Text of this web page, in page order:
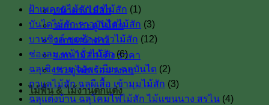
หน้าต่างไม้สัก
วงกบประตู ไม้สัก
วงกบหน้าต่าง
วงกบไม้สักโค้ง ราคา
ประตูไม้พร้อมวงกบ
ไม้พื้น & ไม้งานตกแต่ง
ฝ้าเพดานไม้สัก ฝาไม้สัก (1)
บันไดไม้สัก ราวบันไดไม้สัก (3)
บานซิงค์ ชุดห้องครัวไม้สัก (12)
ช่องลม หน้าจั่วไม้สัก (6)
ฉลุเชิงชาย ฉลุระเบียง ฉลุบันได (2)
กาแลไม้สัก ฉลุผีเสื้อ เข้ามุมไม้สัก (3)
ฉลุแต่งบ้าน ฉลุโคมไฟไม้สัก ไม้เเขนนาง สรไน (4)